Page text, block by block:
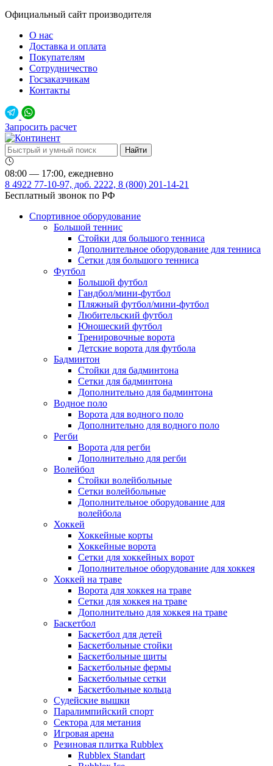
Официальный сайт производителя
О нас
Доставка и оплата
Покупателям
Сотрудничество
Госзаказчикам
Контакты
Запросить расчет
08:00 — 17:00, ежедневно
8 4922 77-10-97, доб. 2222, 8 (800) 201-14-21
Бесплатный звонок по РФ
Спортивное оборудование
Большой теннис
Стойки для большого тенниса
Дополнительное оборудование для тенниса
Сетки для большого тенниса
Футбол
Большой футбол
Гандбол/мини-футбол
Пляжный футбол/мини-футбол
Любительский футбол
Юношеский футбол
Тренировочные ворота
Детские ворота для футбола
Бадминтон
Стойки для бадминтона
Сетки для бадминтона
Дополнительно для бадминтона
Водное поло
Ворота для водного поло
Дополнительно для водного поло
Регби
Ворота для регби
Дополнительно для регби
Волейбол
Стойки волейбольные
Сетки волейбольные
Дополнительное оборудование для
волейбола
Хоккей
Хоккейные корты
Хоккейные ворота
Сетки для хоккейных ворот
Дополнительное оборудование для хоккея
Хоккей на траве
Ворота для хоккея на траве
Сетки для хоккея на траве
Дополнительно для хоккея на траве
Баскетбол
Баскетбол для детей
Баскетбольные стойки
Баскетбольные щиты
Баскетбольные фермы
Баскетбольные сетки
Баскетбольные кольца
Судейские вышки
Паралимпийский спорт
Сектора для метания
Игровая арена
Резиновая плитка Rubblex
Rubblex Standart